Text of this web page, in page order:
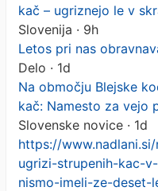
kač – ugriznejo le v
Slovenija · 9h
Letos pri nas
Delo · 1d
Na območju Blejske
kač: Namesto za vejo
Slovenske novice · 1d
https://
ugrizi-strupenih-kac-
nismo-imeli-ze-deset-